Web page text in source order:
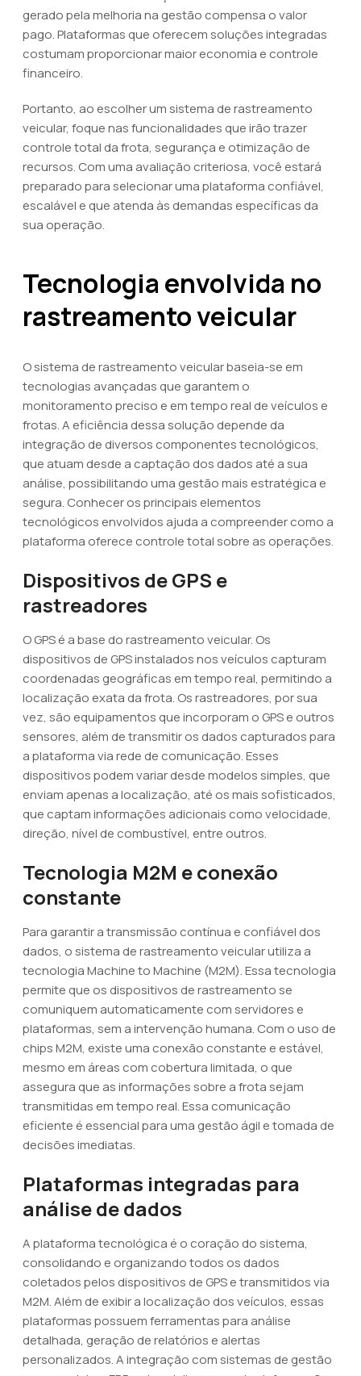
gerado pela melhoria na gestão compensa o valor
pago. Plataformas que oferecem soluções integradas
costumam proporcionar maior economia e controle
financeiro.
Portanto, ao escolher um sistema de rastreamento
veicular, foque nas funcionalidades que irão trazer
controle total da frota, segurança e otimização de
recursos. Com uma avaliação criteriosa, você estará
preparado para selecionar uma plataforma confiável,
escalável e que atenda às demandas específicas da
sua operação.
Tecnologia envolvida no
rastreamento veicular
O sistema de rastreamento veicular baseia-se em
tecnologias avançadas que garantem o
monitoramento preciso e em tempo real de veículos e
frotas. A eficiência dessa solução depende da
integração de diversos componentes tecnológicos,
que atuam desde a captação dos dados até a sua
análise, possibilitando uma gestão mais estratégica e
segura. Conhecer os principais elementos
tecnológicos envolvidos ajuda a compreender como a
plataforma oferece controle total sobre as operações.
Dispositivos de GPS e
rastreadores
O GPS é a base do rastreamento veicular. Os
dispositivos de GPS instalados nos veículos capturam
coordenadas geográficas em tempo real, permitindo a
localização exata da frota. Os rastreadores, por sua
vez, são equipamentos que incorporam o GPS e outros
sensores, além de transmitir os dados capturados para
a plataforma via rede de comunicação. Esses
dispositivos podem variar desde modelos simples, que
enviam apenas a localização, até os mais sofisticados,
que captam informações adicionais como velocidade,
direção, nível de combustível, entre outros.
Tecnologia M2M e conexão
constante
Para garantir a transmissão contínua e confiável dos
dados, o sistema de rastreamento veicular utiliza a
tecnologia Machine to Machine (M2M). Essa tecnologia
permite que os dispositivos de rastreamento se
comuniquem automaticamente com servidores e
plataformas, sem a intervenção humana. Com o uso de
chips M2M, existe uma conexão constante e estável,
mesmo em áreas com cobertura limitada, o que
assegura que as informações sobre a frota sejam
transmitidas em tempo real. Essa comunicação
eficiente é essencial para uma gestão ágil e tomada de
decisões imediatas.
Plataformas integradas para
análise de dados
A plataforma tecnológica é o coração do sistema,
consolidando e organizando todos os dados
coletados pelos dispositivos de GPS e transmitidos via
M2M. Além de exibir a localização dos veículos, essas
plataformas possuem ferramentas para análise
detalhada, geração de relatórios e alertas
personalizados. A integração com sistemas de gestão